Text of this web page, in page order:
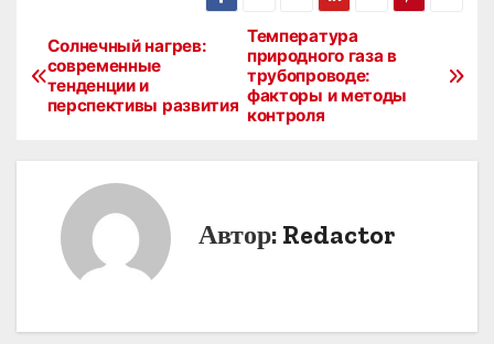
Н
а
Температура
природного газа в
трубопроводе:
факторы и методы
контроля
Солнечный нагрев:
современные
тенденции и
перспективы развития
Автор: Redactor